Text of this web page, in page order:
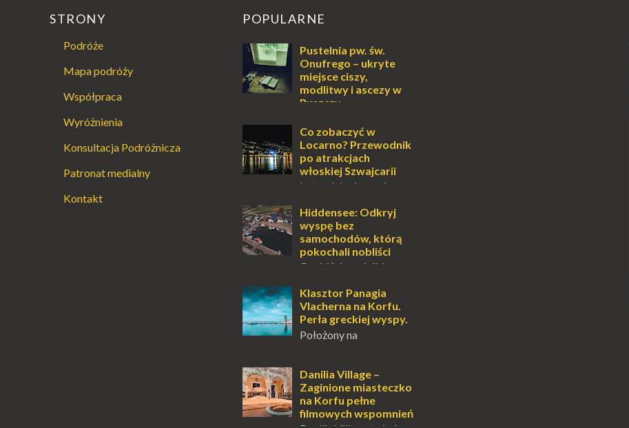
STRONY
Podróże
Mapa podróży
Współpraca
Wyróżnienia
Konsultacja Podróżnicza
Patronat medialny
Kontakt
POPULARNE
Pustelnia pw. św.
Onufrego – ukryte
miejsce ciszy,
modlitwy i ascezy w
Puszczy
Dla jednych to może wydawać się
ucieczką od świata, treningiem
przetrwania lub romantycznym
życiem. Dla innych to nieustanne
przebywanie z B...
Co zobaczyć w
Locarno? Przewodnik
po atrakcjach
włoskiej Szwajcarii
Latem lub zimą, wiosną
miejsce, które zdecydowanie warto
odwiedzić. Moja zimowa podróż do
Locarno gwara...
Hiddensee: Odkryj
wyspę bez
samochodów, którą
pokochali nobliści
Osobiście uwielbiam
zawsze mnie fascynuje. Mały
kawałek ziemi pośrodku Bałtyku?
To zawsze brzmi jak doskonał...
Klasztor Panagia
Vlacherna na Korfu.
Perła greckiej wyspy.
Położony na
Klasztor Panagia Vlacherna jest
jednym z najbardziej
rozpoznawalnych symbo...
Danilia Village –
Zaginione miasteczko
na Korfu pełne
filmowych wspomnień